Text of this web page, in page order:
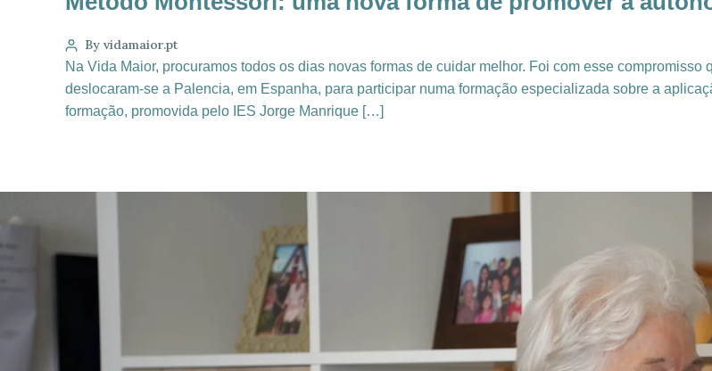
By vidamaior.pt
Na Vida Maior, procuramos todos os dias novas formas de cuidar melhor. Foi com esse
deslocaram-se a Palencia, em Espanha, para participar numa formação especializada sobre a
formação, promovida pelo IES Jorge Manrique […]